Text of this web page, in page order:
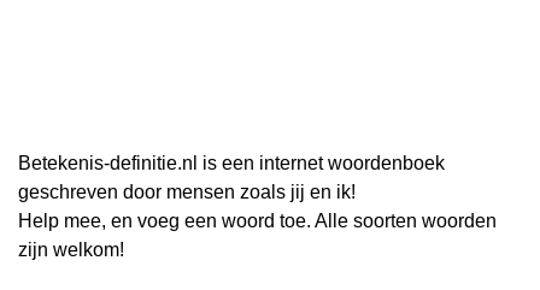
Betekenis-definitie.nl is een internet woordenboek
geschreven door mensen zoals jij en ik!
Help mee, en voeg een woord toe. Alle soorten woorden
zijn welkom!